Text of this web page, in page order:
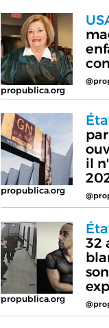
propublica.org
propublica.org
il
propublica.org
32